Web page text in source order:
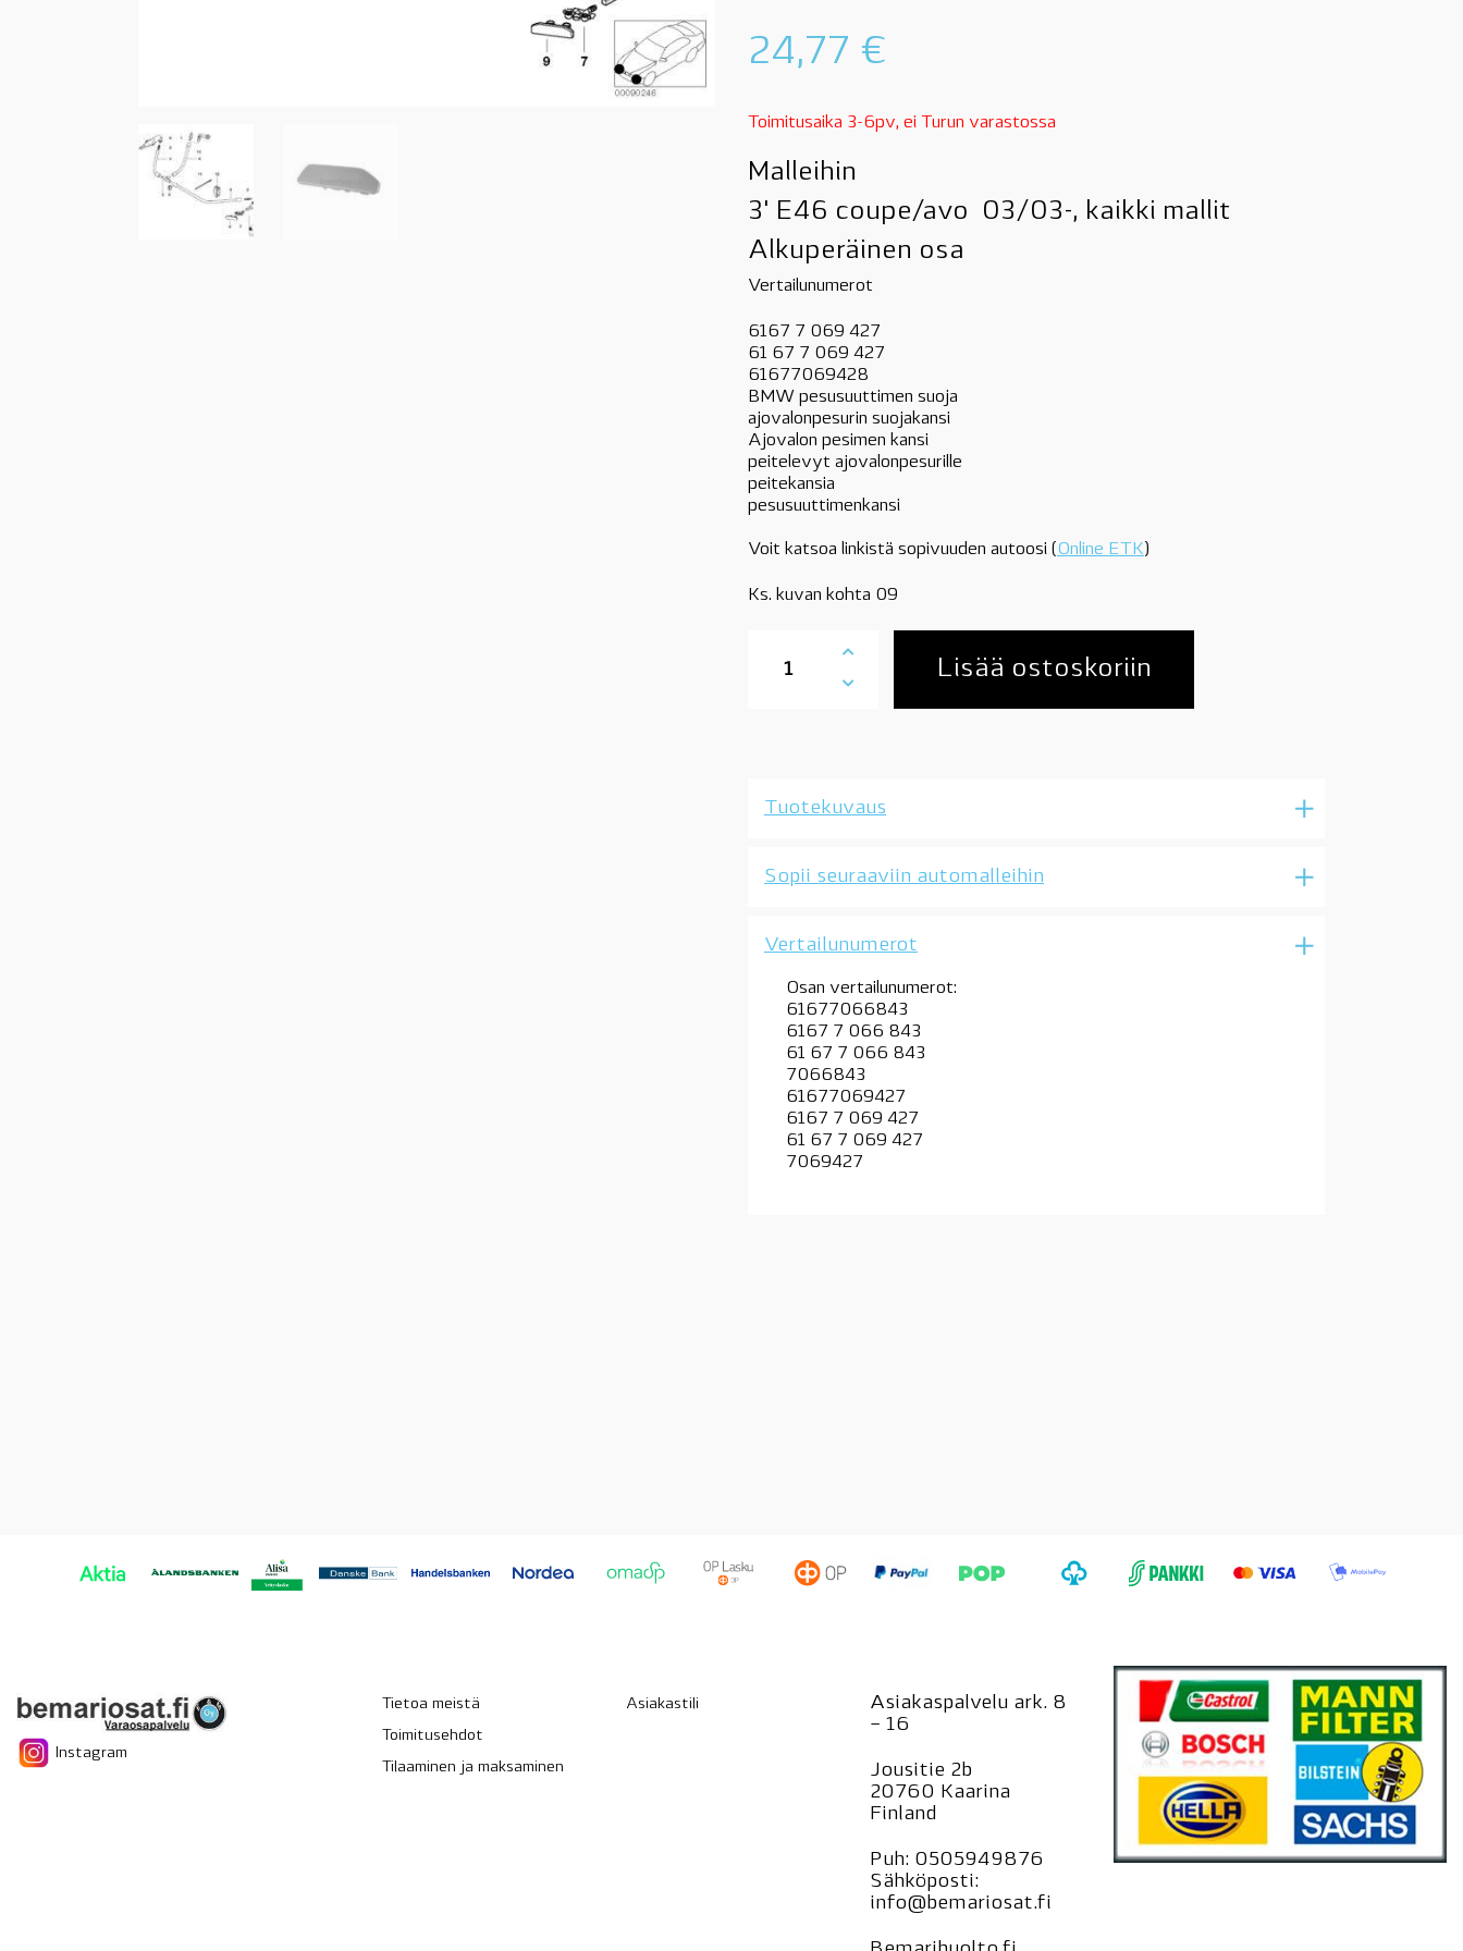
24,77 €
Toimitusaika 3-6pv, ei Turun varastossa
Malleihin
3' E46 coupe/avo 03/03-, kaikki mallit
Alkuperäinen osa
Vertailunumerot
6167 7 069 427
61 67 7 069 427
61677069428
BMW pesusuuttimen suoja
ajovalonpesurin suojakansi
Ajovalon pesimen kansi
peitelevyt ajovalonpesurille
peitekansia
pesusuuttimenkansi
Voit katsoa linkistä sopivuuden autoosi (Online ETK)
Ks. kuvan kohta 09
BMW
ajovalonpesusuuttimen
OE
Lisää ostoskoriin
Tuotekuvaus
Sopii seuraaviin automalleihin
Vertailunumerot
Osan vertailunumerot:
61677066843
6167 7 066 843
61 67 7 066 843
7066843
61677069427
6167 7 069 427
61 67 7 069 427
7069427
Instagram
Tietoa meistä
Toimitusehdot
Tilaaminen ja maksaminen
Asiakastili
Asiakaspalvelu ark. 8
– 16
Jousitie 2b
20760 Kaarina
Finland
Puh: 0505949876
Sähköposti:
info@bemariosat.fi